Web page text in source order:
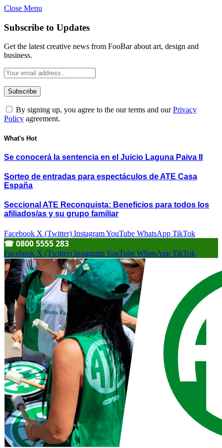
Close Menu
Subscribe to Updates
Get the latest creative news from FooBar about art, design and
business.
By signing up, you agree to the our terms and ourPrivacy
Policy agreement.
What's Hot
Se conocerá la sentencia en el Juicio Laguna Paiva II
Sorteo de entradas para espectáculos de ATE Casa
España
Seccional ATE Reconquista: Beneficios para todos los
afiliados/as y su grupo familiar
Facebook X (Twitter) InstagramYouTube WhatsApp TikTok
☎︎ 0800 5555 283
Facebook X (Twitter) InstagramYouTube WhatsApp TikTok